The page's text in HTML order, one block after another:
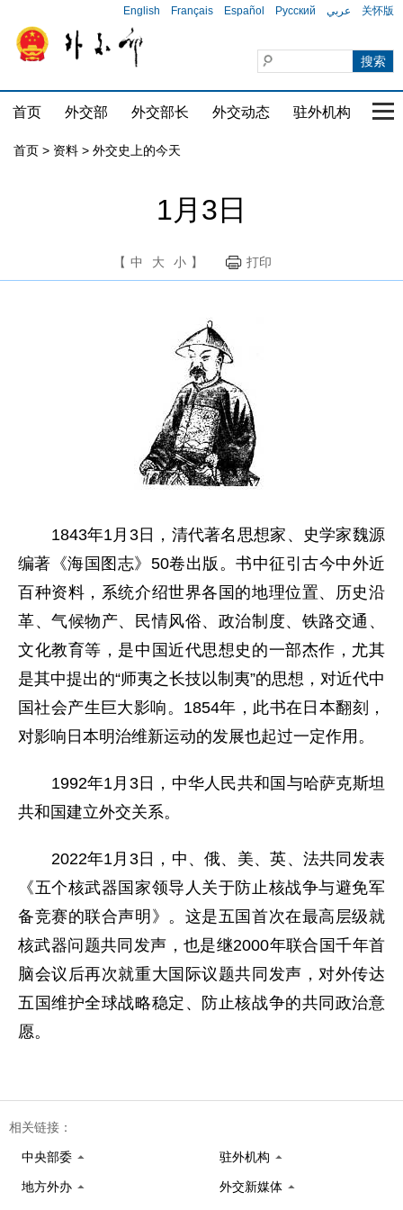
English Français Español Русский عربي 关怀版
首页 外交部 外交部长 外交动态 驻外机构 国
首页 > 资料 > 外交史上的今天
1月3日
【 中 大 小 】 打印
1843年1月3日，清代著名思想家、史学家魏源
编著《海国图志》50卷出版。书中征引古今中外近
百种资料，系统介绍世界各国的地理位置、历史沿
革、气候物产、民情风俗、政治制度、铁路交通、
文化教育等，是中国近代思想史的一部杰作，尤其
是其中提出的“师夷之长技以制夷”的思想，对近代中
国社会产生巨大影响。1854年，此书在日本翻刻，
对影响日本明治维新运动的发展也起过一定作用。
1992年1月3日，中华人民共和国与哈萨克斯坦
共和国建立外交关系。
2022年1月3日，中、俄、美、英、法共同发表
《五个核武器国家领导人关于防止核战争与避免军
备竞赛的联合声明》。这是五国首次在最高层级就
核武器问题共同发声，也是继2000年联合国千年首
脑会议后再次就重大国际议题共同发声，对外传达
五国维护全球战略稳定、防止核战争的共同政治意
愿。
相关链接：
中央部委 驻外机构
地方外办 外交新媒体